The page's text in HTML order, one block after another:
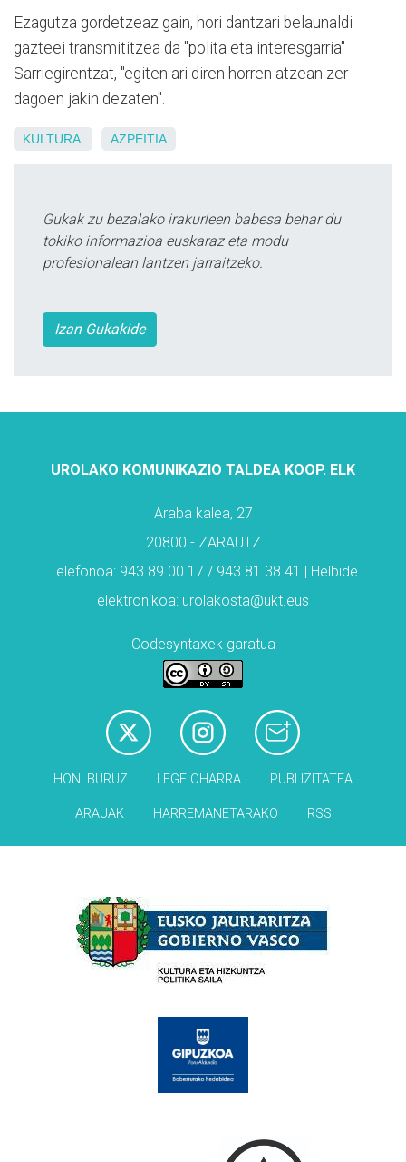
Ezagutza gordetzeaz gain, hori dantzari belaunaldi
gazteei transmititzea da "polita eta interesgarria"
Sarriegirentzat, "egiten ari diren horren atzean zer
dagoen jakin dezaten".
KULTURA AZPEITIA
Gukak zu bezalako irakurleen babesa behar du
tokiko informazioa euskaraz eta modu
profesionalean lantzen jarraitzeko.
Izan Gukakide
UROLAKO KOMUNIKAZIO TALDEA KOOP. ELK
Araba kalea, 27
20800 - ZARAUTZ
Telefonoa: 943 89 00 17 / 943 81 38 41 | Helbide
elektronikoa: urolakosta@ukt.eus
Codesyntaxek garatua
HONI BURUZ LEGE OHARRA PUBLIZITATEA
ARAUAK HARREMANETARAKO RSS